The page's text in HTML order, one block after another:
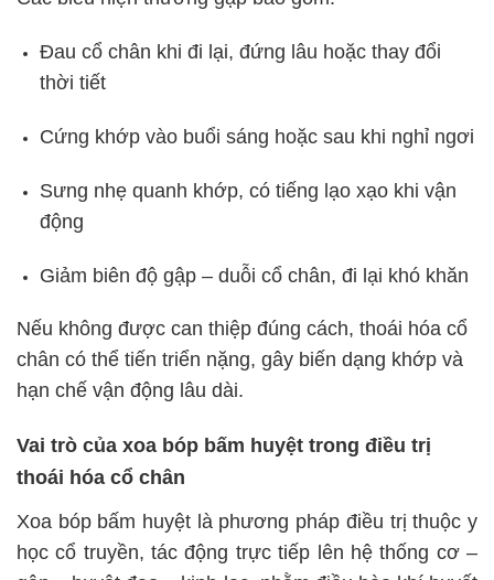
Đau cổ chân khi đi lại, đứng lâu hoặc thay đổi
thời tiết
Cứng khớp vào buổi sáng hoặc sau khi nghỉ ngơi
Sưng nhẹ quanh khớp, có tiếng lạo xạo khi vận
động
Giảm biên độ gập – duỗi cổ chân, đi lại khó khăn
Nếu không được can thiệp đúng cách, thoái hóa cổ
chân có thể tiến triển nặng, gây biến dạng khớp và
hạn chế vận động lâu dài.
Vai trò của xoa bóp bấm huyệt trong điều trị
thoái hóa cổ chân
Xoa bóp bấm huyệt là phương pháp điều trị thuộc y
học cổ truyền, tác động trực tiếp lên hệ thống cơ –